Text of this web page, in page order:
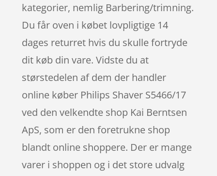
kategorier, nemlig Barbering/trimning.
Du får oven i købet lovpligtige 14
dages returret hvis du skulle fortryde
dit køb din vare. Vidste du at
størstedelen af dem der handler
online køber Philips Shaver S5466/17
ved den velkendte shop Kai Berntsen
ApS, som er den foretrukne shop
blandt online shoppere. Der er mange
varer i shoppen og i det store udvalg